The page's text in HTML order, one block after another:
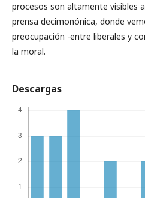
procesos son altamente visibles
prensa decimonónica, donde
preocupación -entre liberales y
la moral.
Descargas